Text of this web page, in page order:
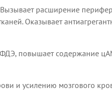
расширение
Оказывает
повышает содержание
и усилению мозгового